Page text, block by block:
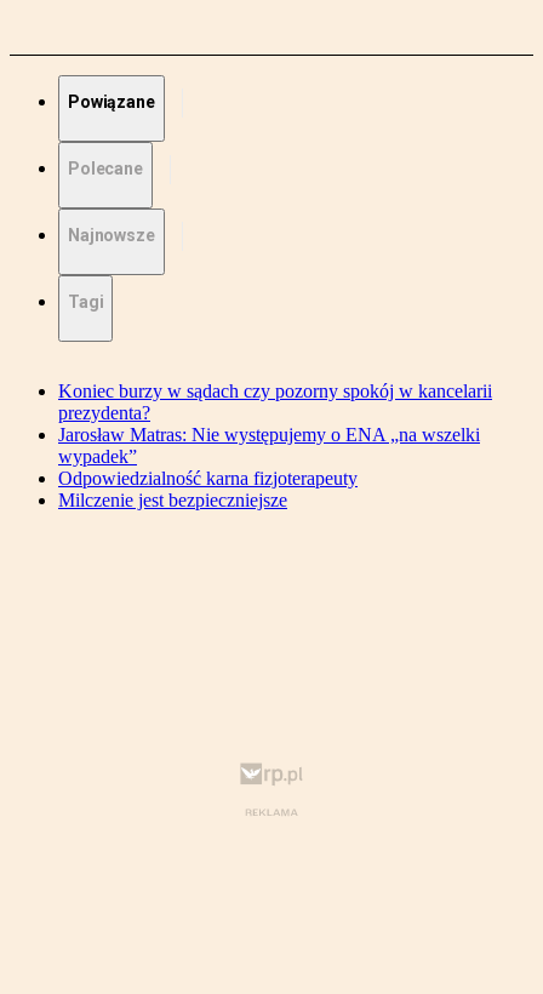
Powiązane
Polecane
Najnowsze
Tagi
Koniec burzy w sądach czy pozorny spokój w kancelarii
prezydenta?
Jarosław Matras: Nie występujemy o ENA „na wszelki
wypadek”
Odpowiedzialność karna fizjoterapeuty
Milczenie jest bezpieczniejsze